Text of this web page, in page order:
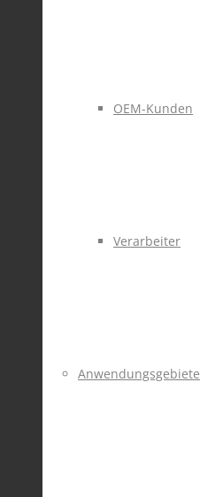
OEM-Kunden
Verarbeiter
Anwendungsgebiete